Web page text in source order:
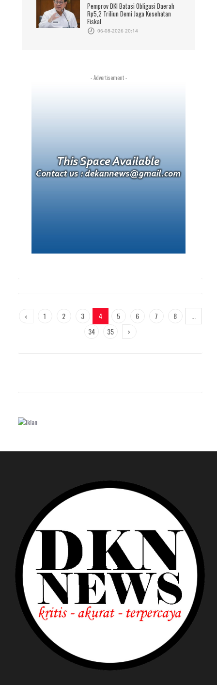
Pemprov DKI Batasi Obligasi Daerah
Rp5,2 Triliun Demi Jaga Kesehatan
Fiskal
06-08-2026 20:14
- Advertisement -
‹ 1 2 3 4 5 6 7 8
...
34
35 ›